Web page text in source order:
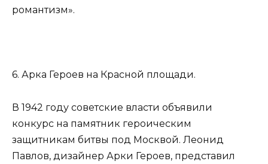
романтизм».
6. Арка Героев на Красной площади.
В 1942 году советские власти объявили
конкурс на памятник героическим
защитникам битвы под Москвой. Леонид
Павлов, дизайнер Арки Героев, представил